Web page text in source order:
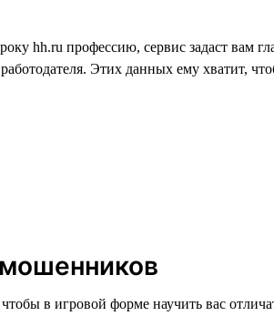
hh.ru профессию, сервис задаст вам
Этих данных ему хватит,
в игровой форме научить вас